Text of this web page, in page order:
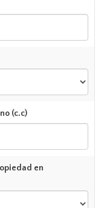
(c.c)
en